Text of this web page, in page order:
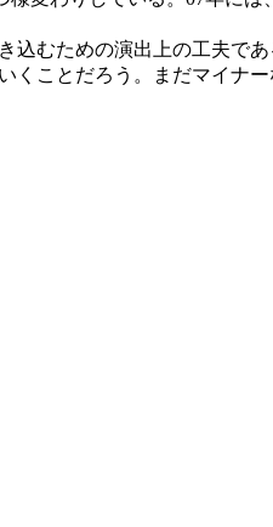
むための演出上の工夫で
ことだろう。まだマイナ